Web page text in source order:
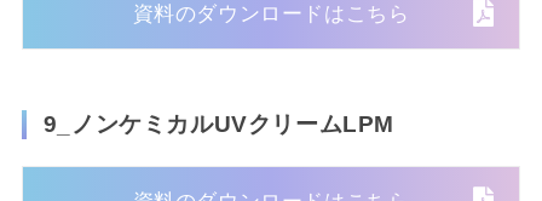
資料のダウンロードはこちら
9_ノンケミカルUVクリームLPM